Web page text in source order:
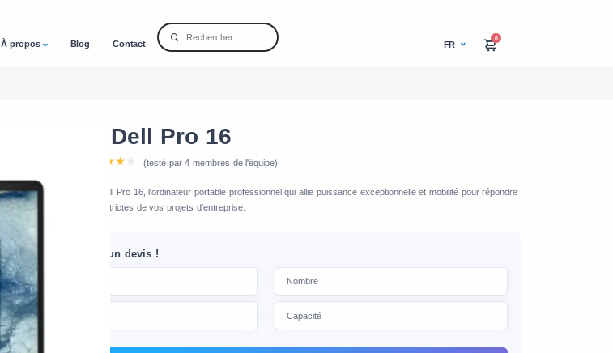
À propos Blog Contact FR
0
Location Dell Pro 16
(testé par 4 membres de l'équipe)
Découvrez la location Dell Pro 16, l'ordinateur portable professionnel qui allie puissance exceptionnelle et mobilité pour répondre
aux exigences les plus strictes de vos projets d'entreprise.
Demandez-nous un devis !